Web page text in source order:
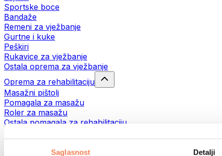
Saglasnost Detalji
Sportske boce
Bandaže
Remeni za vježbanje
Gurtne i kuke
Peškiri
Rukavice za vježbanje
Ostala oprema za vježbanje
Oprema za rehabilitaciju
Masažni pištolj
Pomagala za masažu
Roler za masažu
Ostala pomagala za rehabilitaciju
Torbe
Torbe za hranu